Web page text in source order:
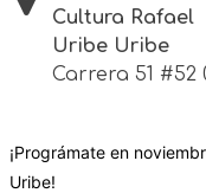
Cultura Rafael
Uribe Uribe
Carrera 51 #52
¡Prográmate en
Uribe!